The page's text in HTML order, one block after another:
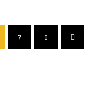
7 8